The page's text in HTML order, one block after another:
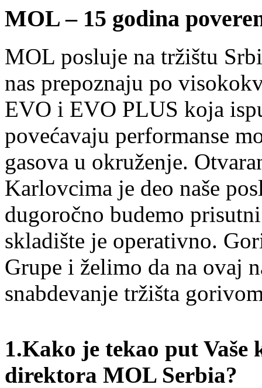
MOL – 15 godina
MOL posluje na tržištu
nas prepoznaju po
EVO i EVO PLUS koja
povećavaju performanse
gasova u okruženje.
Karlovcima je deo naše
dugoročno budemo
skladište je operativno.
Grupe i želimo da na ovaj
snabdevanje tržišta
1.Kako je tekao put
direktora MOL Serbia?